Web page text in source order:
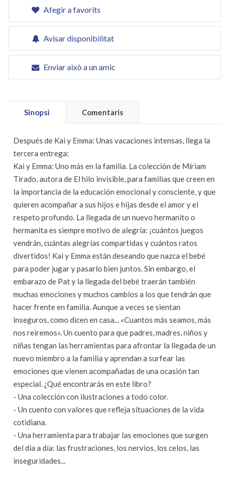
Afegir a favorits
Avisar disponibilitat
Enviar això a un amic
Sinopsi Comentaris
Después de Kai y Emma: Unas vacaciones intensas, llega la
tercera entrega:
Kai y Emma: Uno más en la familia. La colección de Míriam
Tirado, autora de El hilo invisible, para familias que creen en
la importancia de la educación emocional y consciente, y que
quieren acompañar a sus hijos e hijas desde el amor y el
respeto profundo. La llegada de un nuevo hermanito o
hermanita es siempre motivo de alegría: ¡cuántos juegos
vendrán, cuántas alegrías compartidas y cuántos ratos
divertidos! Kai y Emma están deseando que nazca el bebé
para poder jugar y pasarlo bien juntos. Sin embargo, el
embarazo de Pat y la llegada del bebé traerán también
muchas emociones y muchos cambios a los que tendrán que
hacer frente en familia. Aunque a veces se sientan
inseguros, como dicen en casa... «Cuantos más seamos, más
nos reiremos». Un cuento para que padres, madres, niños y
niñas tengan las herramientas para afrontar la llegada de un
nuevo miembro a la familia y aprendan a surfear las
emociones que vienen acompañadas de una ocasión tan
especial. ¿Qué encontrarás en este libro?
- Una colección con ilustraciones a todo color.
- Un cuento con valores que refleja situaciones de la vida
cotidiana.
- Una herramienta para trabajar las emociones que surgen
del día a día: las frustraciones, los nervios, los celos, las
inseguridades...